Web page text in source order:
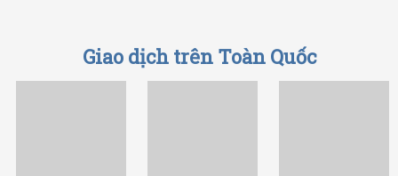
Giao dịch trên Toàn Quốc